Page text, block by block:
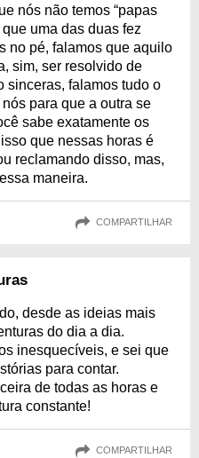
nós não temos “papas
uma das duas fez
no pé, falamos que aquilo
sim, ser resolvido de
sinceras, falamos tudo o
para que a outra se
sabe exatamente os
que nessas horas é
reclamando disso, mas,
maneira.
COMPARTILHAR
desde as ideias mais
do dia a dia.
inesquecíveis, e sei que
para contar.
de todas as horas e
constante!
COMPARTILHAR